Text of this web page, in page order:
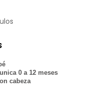
0 a 12 meses
cabeza